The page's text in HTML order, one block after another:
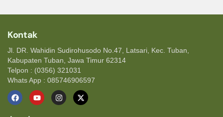
Kontak
Jl. DR. Wahidin Sudirohusodo No.47, Latsari, Kec. Tuban,
Kabupaten Tuban, Jawa Timur 62314
Telpon : (0356) 321031
Whats App : 085746906597